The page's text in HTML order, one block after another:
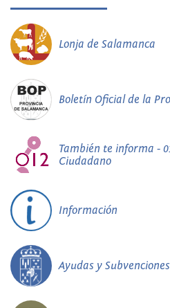
Lonja de Salamanca
Boletín Oficial de la
También te informa -
Ciudadano
Información
Ayudas y Subvenciones